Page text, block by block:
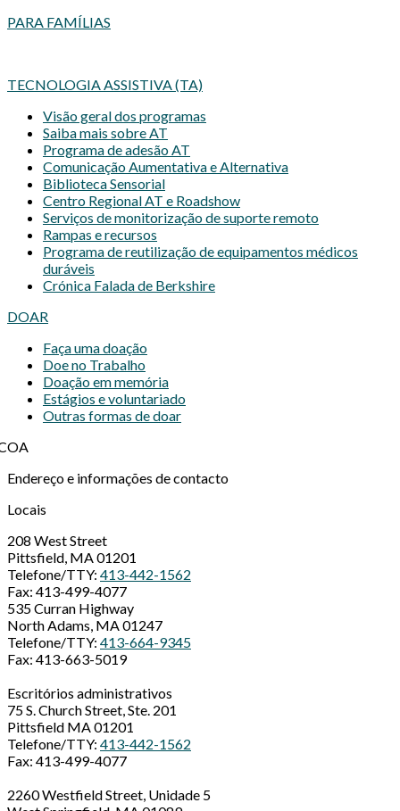
PARA FAMÍLIAS
TECNOLOGIA ASSISTIVA (TA)
Visão geral dos programas
Saiba mais sobre AT
Programa de adesão AT
Comunicação Aumentativa e Alternativa
Biblioteca Sensorial
Centro Regional AT e Roadshow
Serviços de monitorização de suporte remoto
Rampas e recursos
Programa de reutilização de equipamentos médicos
duráveis
Crónica Falada de Berkshire
DOAR
Faça uma doação
Doe no Trabalho
Doação em memória
Estágios e voluntariado
Outras formas de doar
Endereço e informações de contacto
Locais
208 West Street
Pittsfield, MA 01201
Telefone/TTY: 413-442-1562
Fax: 413-499-4077
535 Curran Highway
North Adams, MA 01247
Telefone/TTY: 413-664-9345
Fax: 413-663-5019
Escritórios administrativos
75 S. Church Street, Ste. 201
Pittsfield MA 01201
Telefone/TTY: 413-442-1562
Fax: 413-499-4077
2260 Westfield Street, Unidade 5